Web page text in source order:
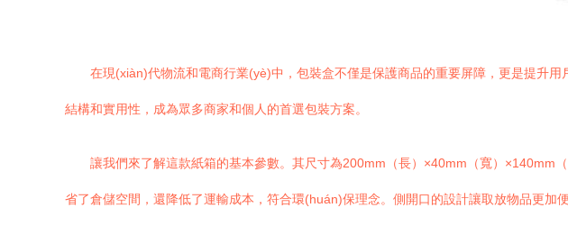
在現(xiàn)代物流和電商行業(yè)中，包裝盒不僅是保護商品的重要屏障，更是提升
結構和實用性，成為眾多商家和個人的首選包裝方案。
讓我們來了解這款紙箱的基本參數。其尺寸為200mm（長）×40mm（寬）×140mm
省了倉儲空間，還降低了運輸成本，符合環(huán)保理念。側開口的設計讓取放物品更加